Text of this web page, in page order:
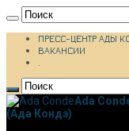
ПРЕСС-ЦЕНТР АДЫ
ВАКАНСИИ
.
Ada
(Ада Кондэ)